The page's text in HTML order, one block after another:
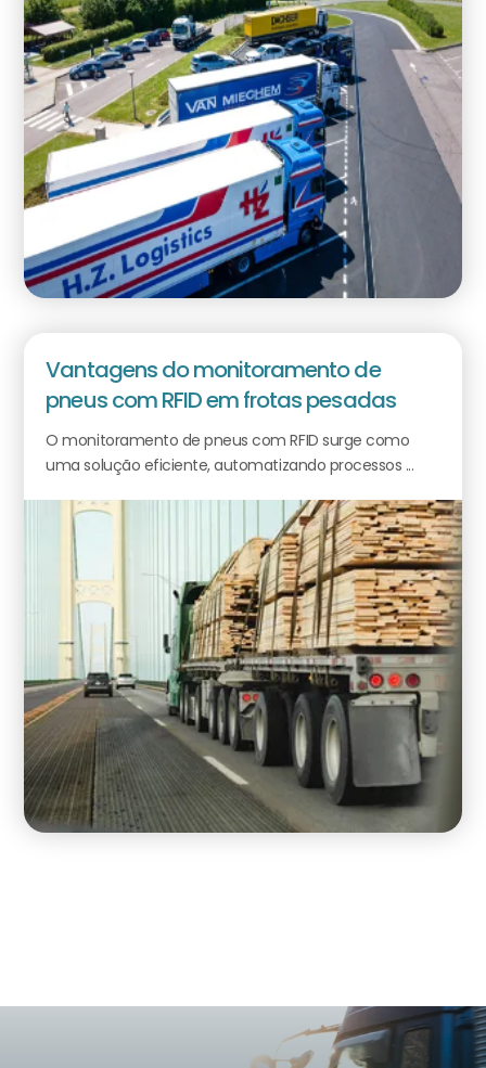
Vantagens do monitoramento de
pneus com RFID em frotas pesadas
O monitoramento de pneus com RFID surge como
uma solução eficiente, automatizando processos ...